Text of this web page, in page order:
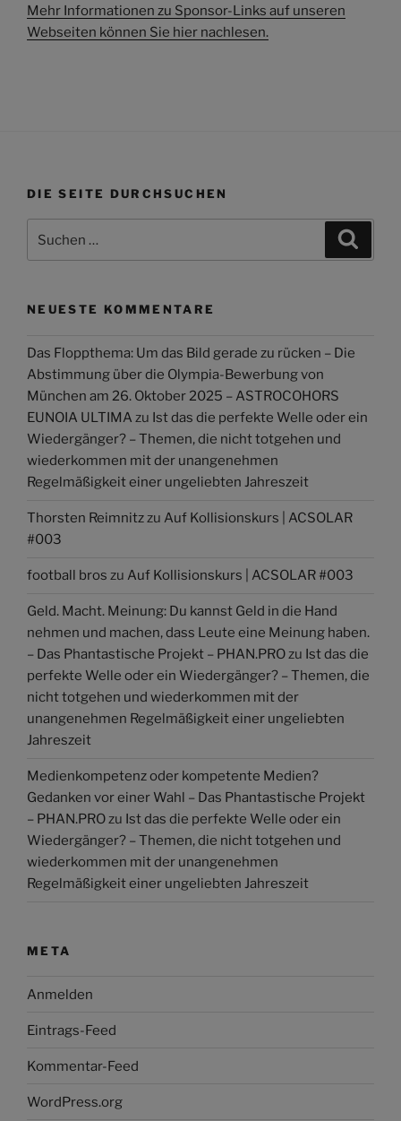
Mehr Informationen zu Sponsor-Links auf unseren
Webseiten können Sie hier nachlesen.
DIE SEITE DURCHSUCHEN
nach:
NEUESTE KOMMENTARE
Das Floppthema: Um das Bild gerade zu rücken – Die
Abstimmung über die Olympia-Bewerbung von
München am 26. Oktober 2025 – ASTROCOHORS
EUNOIA ULTIMA zu Ist das die perfekte Welle oder ein
Wiedergänger? – Themen, die nicht totgehen und
wiederkommen mit der unangenehmen
Regelmäßigkeit einer ungeliebten Jahreszeit
Thorsten Reimnitzzu Auf Kollisionskurs | ACSOLAR
#003
football bros zu Auf Kollisionskurs | ACSOLAR #003
Geld. Macht. Meinung: Du kannst Geld in die Hand
nehmen und machen, dass Leute eine Meinung haben.
– Das Phantastische Projekt – PHAN.PROzu Ist das die
perfekte Welle oder ein Wiedergänger? – Themen, die
nicht totgehen und wiederkommen mit der
unangenehmen Regelmäßigkeit einer ungeliebten
Jahreszeit
Medienkompetenz oder kompetente Medien?
Gedanken vor einer Wahl – Das Phantastische Projekt
– PHAN.PROzu Ist das die perfekte Welle oder ein
Wiedergänger? – Themen, die nicht totgehen und
wiederkommen mit der unangenehmen
Regelmäßigkeit einer ungeliebten Jahreszeit
META
Anmelden
Eintrags-Feed
Kommentar-Feed
WordPress.org